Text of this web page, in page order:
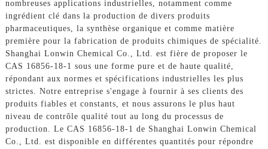
nombreuses applications industrielles, notamment comme
ingrédient clé dans la production de divers produits
pharmaceutiques, la synthèse organique et comme matière
première pour la fabrication de produits chimiques de spécialité.
Shanghai Lonwin Chemical Co., Ltd. est fière de proposer le
CAS 16856-18-1 sous une forme pure et de haute qualité,
répondant aux normes et spécifications industrielles les plus
strictes. Notre entreprise s'engage à fournir à ses clients des
produits fiables et constants, et nous assurons le plus haut
niveau de contrôle qualité tout au long du processus de
production. Le CAS 16856-18-1 de Shanghai Lonwin Chemical
Co., Ltd. est disponible en différentes quantités pour répondre